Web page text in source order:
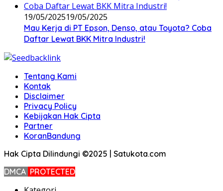
19/05/202519/05/2025
Mau Kerja di PT Epson, Denso, atau Toyota? Coba
Daftar Lewat BKK Mitra Industri!
Tentang Kami
Kontak
Disclaimer
Privacy Policy
Kebijakan Hak Cipta
Partner
KoranBandung
Hak Cipta Dilindungi ©2025 | Satukota.com
DMCA PROTECTED